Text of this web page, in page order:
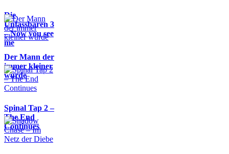
Die
Unfassbaren 3
– Now you see
me
Der Mann der
immer kleiner
wurde
Spinal Tap 2 –
The End
Continues